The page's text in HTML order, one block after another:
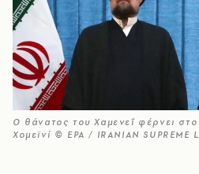
Ο θάνατος του Χαμενεΐ φέρνει
Χομεϊνί © EPA / IRANIAN SUPREME